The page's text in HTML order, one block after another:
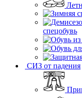
спецобувь
СИЗ от падения